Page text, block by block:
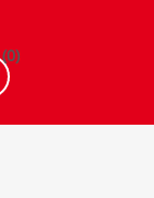
(0)